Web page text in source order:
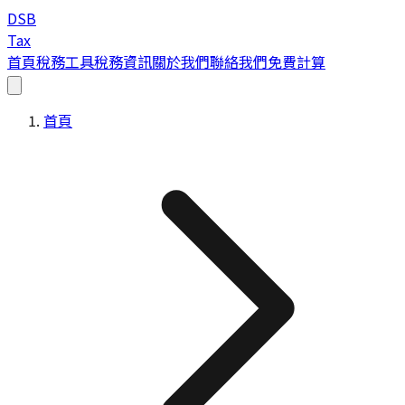
DSB
Tax
首頁稅務工具稅務資訊關於我們聯絡我們免費計算
首頁